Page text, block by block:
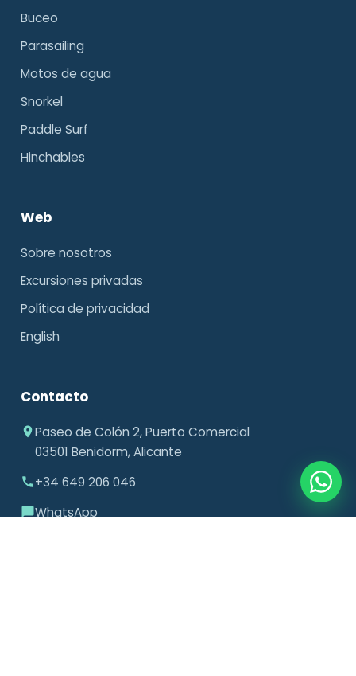
Buceo
Parasailing
Motos de agua
Snorkel
Paddle Surf
Hinchables
Web
Sobre nosotros
Excursiones privadas
Política de privacidad
English
Contacto
Paseo de Colón 2, Puerto Comercial
03501 Benidorm, Alicante
+34 649 206 046
WhatsApp